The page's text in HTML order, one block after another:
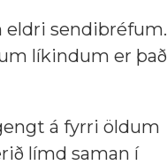
eldri sendibréfum.
líkindum er það
á fyrri öldum
límd saman í